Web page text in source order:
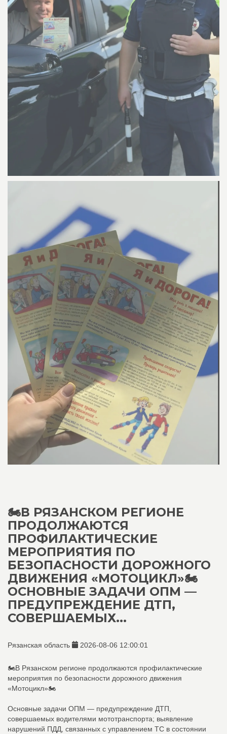
🏍️В РЯЗАНСКОМ РЕГИОНЕ
ПРОДОЛЖАЮТСЯ
ПРОФИЛАКТИЧЕСКИЕ
МЕРОПРИЯТИЯ ПО
БЕЗОПАСНОСТИ ДОРОЖНОГО
ДВИЖЕНИЯ «МОТОЦИКЛ»🏍️
ОСНОВНЫЕ ЗАДАЧИ ОПМ —
ПРЕДУПРЕЖДЕНИЕ ДТП,
СОВЕРШАЕМЫХ...
Рязанская область 2026-08-06 12:00:01
🏍️В Рязанском регионе продолжаются профилактические
мероприятия по безопасности дорожного движения
«Мотоцикл»🏍️
Основные задачи ОПМ — предупреждение ДТП,
совершаемых водителями мототранспорта; выявление
нарушений ПДД, связанных с управлением ТС в состоянии